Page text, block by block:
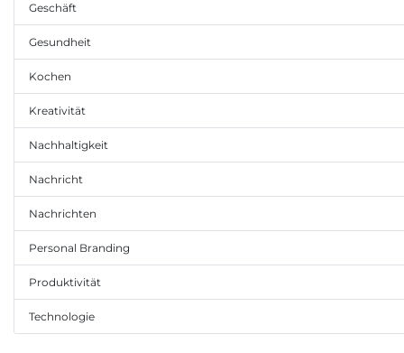
Geschäft
Gesundheit
Kochen
Kreativität
Nachhaltigkeit
Nachricht
Nachrichten
Personal Branding
Produktivität
Technologie